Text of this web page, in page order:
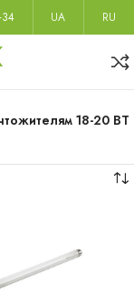
UA RU
18-20 ВТ